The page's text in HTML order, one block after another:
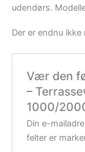
udendørs.
Der er endnu ikke
Vær den
–
1000/
Din e-
felter er